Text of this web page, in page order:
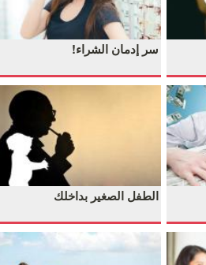
سر إدمان الشراء!
الطفل الصغير بداخلك